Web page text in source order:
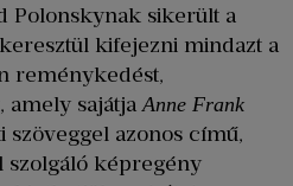
Polonskynak sikerült a
kifejezni mindazt a
reménykedést,
amely sajátjaAnne Frank
szöveggel azonos című,
szolgáló képregény